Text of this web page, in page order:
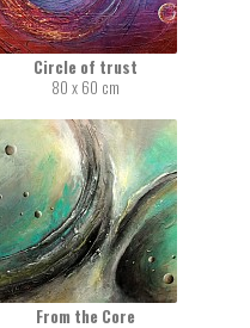
Circle of trust
80 x 60 cm
From the Core